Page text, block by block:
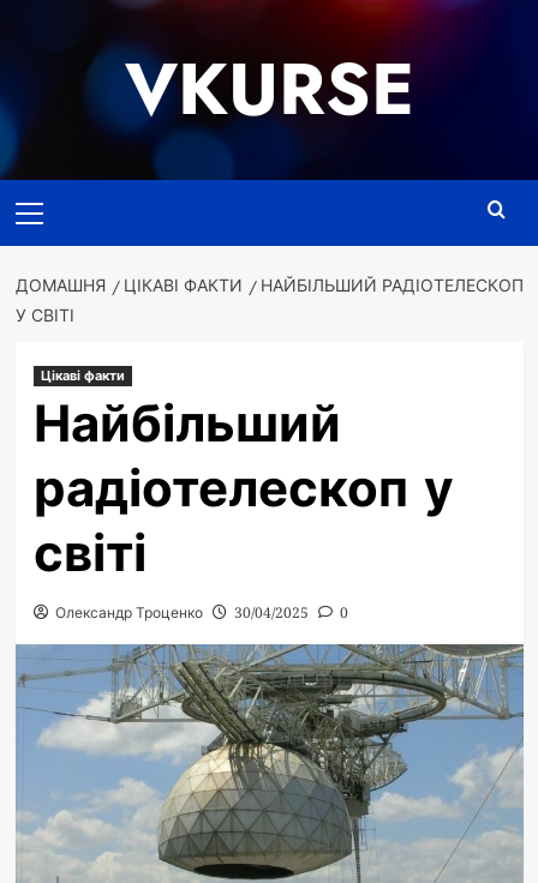
VKURSE
меню
ДОМАШНЯ ЦІКАВІ ФАКТИ
НАЙБІЛЬШИЙ РАДІОТЕЛЕСКОП
У СВІТІ
Цікаві факти
Найбільший
радіотелескоп у
світі
Олександр Троценко 30/04/2025 0